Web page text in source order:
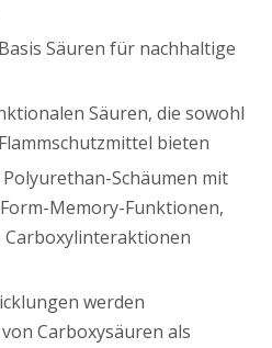
Säuren für nachhaltige
Säuren, die sowohl
bieten
Schäumen mit
Memory-Funktionen,
Carboxylinteraktionen
werden
Carboxysäuren als